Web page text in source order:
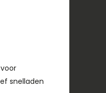
snelladen